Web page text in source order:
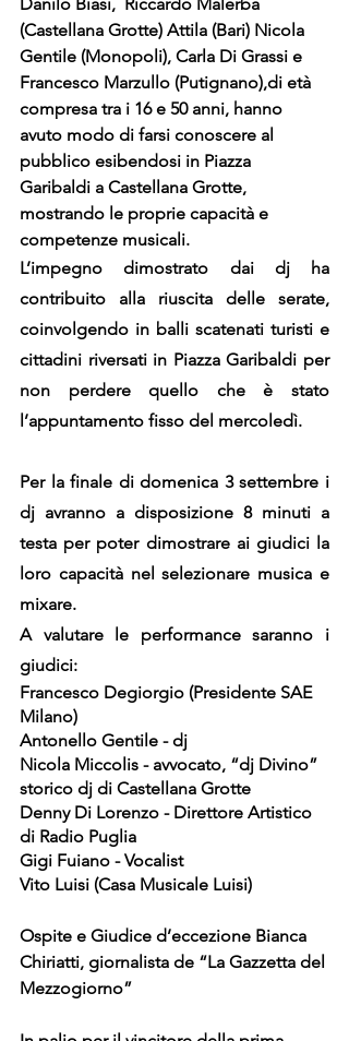
(Castellana Grotte) Attila (Bari) Nicola
Gentile (Monopoli), Carla Di Grassi e
Francesco Marzullo (Putignano),di età
compresa tra i 16 e 50 anni, hanno
avuto modo di farsi conoscere al
pubblico esibendosi in Piazza
Garibaldi a Castellana Grotte,
mostrando le proprie capacità e
competenze musicali.
L’impegno dimostrato dai dj ha
contribuito alla riuscita delle serate,
coinvolgendo in balli scatenati turisti e
cittadini riversati in Piazza Garibaldi per
non perdere quello che è stato
l’appuntamento fisso del mercoledì.
Per la finale di domenica 3 settembre i
dj avranno a disposizione 8 minuti a
testa per poter dimostrare ai giudici la
loro capacità nel selezionare musica e
mixare.
A valutare le performance saranno i
giudici:
Francesco Degiorgio (Presidente SAE
Milano)
Antonello Gentile - dj
Nicola Miccolis - avvocato, “dj Divino”
storico dj di Castellana Grotte
Denny Di Lorenzo - Direttore Artistico
di Radio Puglia
Gigi Fuiano - Vocalist
Vito Luisi (Casa Musicale Luisi)
Ospite e Giudice d’eccezione Bianca
Chiriatti, giornalista de “La Gazzetta del
Mezzogiorno”